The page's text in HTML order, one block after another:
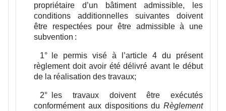
propriétaire d’un bâtiment admissible, les
conditions additionnelles suivantes doivent
être respectées pour être admissible à une
subvention :
1°
le permis visé à l’article 4 du présent
règlement doit avoir été délivré avant le début
de la réalisation des travaux;
2°
les travaux doivent être exécutés
conformément aux dispositions du Règlement